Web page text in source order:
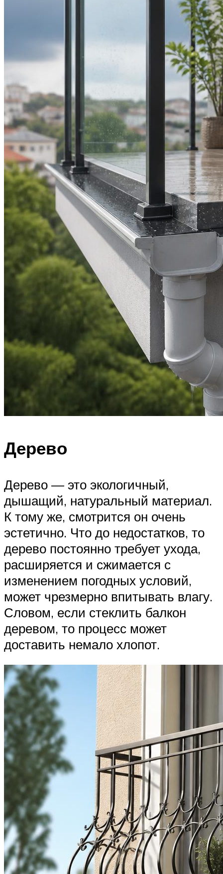
Дерево
Дерево — это экологичный,
дышащий, натуральный материал.
К тому же, смотрится он очень
эстетично. Что до недостатков, то
дерево постоянно требует ухода,
расширяется и сжимается с
изменением погодных условий,
может чрезмерно впитывать влагу.
Словом, если стеклить балкон
деревом, то процесс может
доставить немало хлопот.